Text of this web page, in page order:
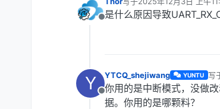
离线
最后由 编辑
是什么原因导致
Y
离线
YTCQ_shejiwang YUNTU 写
最
你用的是中断模式，没做
据。你用的是哪颗料？